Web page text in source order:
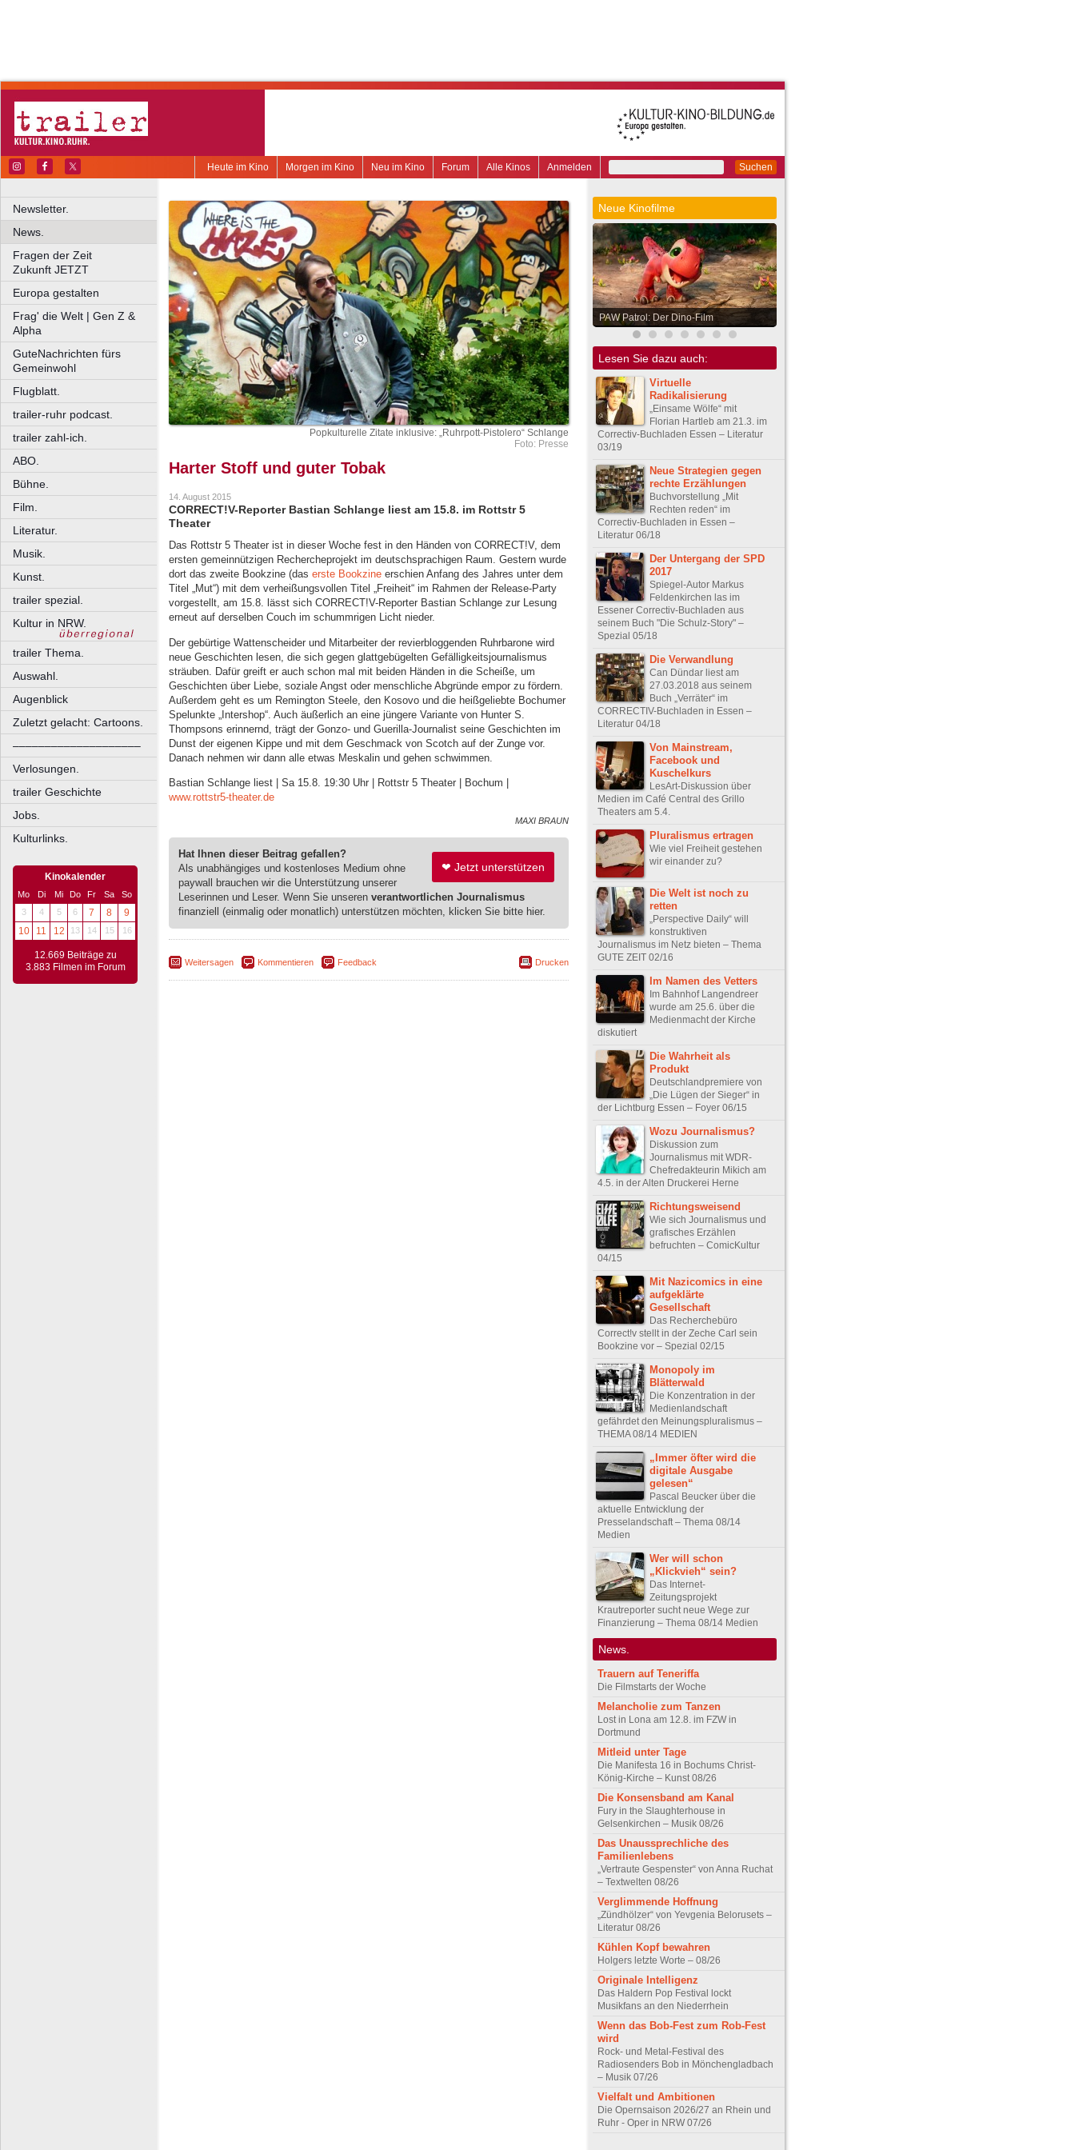
Suchen
Anmelden
Alle Kinos
Forum
Neu im Kino
Morgen im Kino
Heute im Kino
Newsletter.
News.
Fragen der Zeit
Zukunft JETZT
Europa gestalten
Frag' die Welt | Gen Z &
Alpha
GuteNachrichten fürs
Gemeinwohl
Flugblatt.
trailer-ruhr podcast.
trailer zahl-ich.
ABO.
Bühne.
Film.
Literatur.
Musik.
Kunst.
trailer spezial.
Kultur in NRW.
trailer Thema.
Auswahl.
Augenblick
Zuletzt gelacht: Cartoons.
––––––––––––––––––––
Verlosungen.
trailer Geschichte
Jobs.
Kulturlinks.
Kinokalender
Mo Di Mi Do Fr Sa
So
3
4 5 6 7 8
9
10
11 12 13 14 15 16
12.669 Beiträge zu
3.883 Filmen im Forum
Popkulturelle Zitate inklusive: „Ruhrpott-Pistolero“ Schlange
Foto: Presse
Harter Stoff und guter Tobak
14. August 2015
CORRECT!V-Reporter Bastian Schlange liest am 15.8. im Rottstr 5
Theater
Das Rottstr 5 Theater ist in dieser Woche fest in den Händen von CORRECT!V, dem
ersten gemeinnützigen Rechercheprojekt im deutschsprachigen Raum. Gestern wurde
dort das zweite Bookzine (das erste Bookzine erschien Anfang des Jahres unter dem
Titel „Mut“) mit dem verheißungsvollen Titel „Freiheit“ im Rahmen der Release-Party
vorgestellt, am 15.8. lässt sich CORRECT!V-Reporter Bastian Schlange zur Lesung
erneut auf derselben Couch im schummrigen Licht nieder.
Der gebürtige Wattenscheider und Mitarbeiter der revierbloggenden Ruhrbarone wird
neue Geschichten lesen, die sich gegen glattgebügelten Gefälligkeitsjournalismus
sträuben. Dafür greift er auch schon mal mit beiden Händen in die Scheiße, um
Geschichten über Liebe, soziale Angst oder menschliche Abgründe empor zu fördern.
Außerdem geht es um Remington Steele, den Kosovo und die heißgeliebte Bochumer
Spelunkte „Intershop“. Auch äußerlich an eine jüngere Variante von Hunter S.
Thompsons erinnernd, trägt der Gonzo- und Guerilla-Journalist seine Geschichten im
Dunst der eigenen Kippe und mit dem Geschmack von Scotch auf der Zunge vor.
Danach nehmen wir dann alle etwas Meskalin und gehen schwimmen.
Bastian Schlange liest | Sa 15.8. 19:30 Uhr | Rottstr 5 Theater | Bochum |
www.rottstr5-theater.de
MAXI BRAUN
❤ Jetzt unterstützen
Hat Ihnen dieser Beitrag gefallen?
Als unabhängiges und kostenloses Medium ohne
paywall brauchen wir die Unterstützung unserer
Leserinnen und Leser. Wenn Sie unseren verantwortlichen Journalismus
finanziell (einmalig oder monatlich) unterstützen möchten, klicken Sie bitte hier.
Weitersagen Kommentieren Feedback Drucken
Neue Kinofilme
PAW Patrol: Der Dino-Film
Lesen Sie dazu auch:
Virtuelle
Radikalisierung
„Einsame Wölfe“ mit
Florian Hartleb am 21.3. im
Correctiv-Buchladen Essen – Literatur
03/19
Neue Strategien gegen
rechte Erzählungen
Buchvorstellung „Mit
Rechten reden“ im
Correctiv-Buchladen in Essen –
Literatur 06/18
Der Untergang der SPD
2017
Spiegel-Autor Markus
Feldenkirchen las im
Essener Correctiv-Buchladen aus
seinem Buch "Die Schulz-Story" –
Spezial 05/18
Die Verwandlung
Can Dündar liest am
27.03.2018 aus seinem
Buch „Verräter“ im
CORRECTIV-Buchladen in Essen –
Literatur 04/18
Von Mainstream,
Facebook und
Kuschelkurs
LesArt-Diskussion über
Medien im Café Central des Grillo
Theaters am 5.4.
Pluralismus ertragen
Wie viel Freiheit gestehen
wir einander zu?
Die Welt ist noch zu
retten
„Perspective Daily“ will
konstruktiven
Journalismus im Netz bieten – Thema
GUTE ZEIT 02/16
Im Namen des Vetters
Im Bahnhof Langendreer
wurde am 25.6. über die
Medienmacht der Kirche
diskutiert
Die Wahrheit als
Produkt
Deutschlandpremiere von
„Die Lügen der Sieger“ in
der Lichtburg Essen – Foyer 06/15
Wozu Journalismus?
Diskussion zum
Journalismus mit WDR-
Chefredakteurin Mikich am
4.5. in der Alten Druckerei Herne
Richtungsweisend
Wie sich Journalismus und
grafisches Erzählen
befruchten – ComicKultur
04/15
Mit Nazicomics in eine
aufgeklärte
Gesellschaft
Das Recherchebüro
Correct!v stellt in der Zeche Carl sein
Bookzine vor – Spezial 02/15
Monopoly im
Blätterwald
Die Konzentration in der
Medienlandschaft
gefährdet den Meinungspluralismus –
THEMA 08/14 MEDIEN
„Immer öfter wird die
digitale Ausgabe
gelesen“
Pascal Beucker über die
aktuelle Entwicklung der
Presselandschaft – Thema 08/14
Medien
Wer will schon
„Klickvieh“ sein?
Das Internet-
Zeitungsprojekt
Krautreporter sucht neue Wege zur
Finanzierung – Thema 08/14 Medien
News.
Trauern auf Teneriffa
Die Filmstarts der Woche
Melancholie zum Tanzen
Lost in Lona am 12.8. im FZW in
Dortmund
Mitleid unter Tage
Die Manifesta 16 in Bochums Christ-
König-Kirche – Kunst 08/26
Die Konsensband am Kanal
Fury in the Slaughterhouse in
Gelsenkirchen – Musik 08/26
Das Unaussprechliche des
Familienlebens
„Vertraute Gespenster“ von Anna Ruchat
– Textwelten 08/26
Verglimmende Hoffnung
„Zündhölzer“ von Yevgenia Belorusets –
Literatur 08/26
Kühlen Kopf bewahren
Holgers letzte Worte – 08/26
Originale Intelligenz
Das Haldern Pop Festival lockt
Musikfans an den Niederrhein
Wenn das Bob-Fest zum Rob-Fest
wird
Rock- und Metal-Festival des
Radiosenders Bob in Mönchengladbach
– Musik 07/26
Vielfalt und Ambitionen
Die Opernsaison 2026/27 an Rhein und
Ruhr - Oper in NRW 07/26